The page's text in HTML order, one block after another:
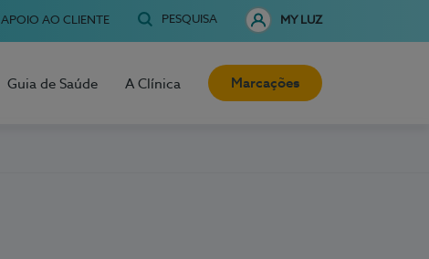
APOIO AO CLIENTE PESQUISA MY LUZ
Guia de Saúde A Clínica Marcações